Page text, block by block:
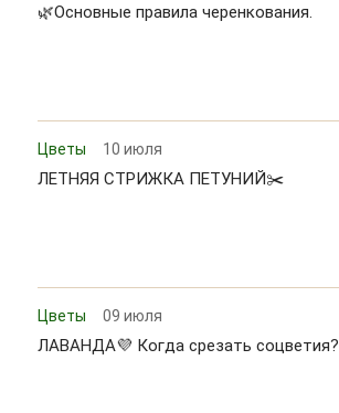
🌿Основные правила черенкования.
Цветы 10 июля
ЛЕТНЯЯ СТРИЖКА ПЕТУНИЙ✂️
Цветы 09 июля
ЛАВАНДА💜 Когда срезать соцветия?